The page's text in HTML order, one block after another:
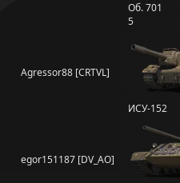
Об. 701
5
Agressor88 [CRTVL]
ИСУ-152
egor151187 [DV_AO]